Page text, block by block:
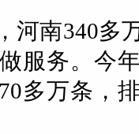
南340多
服务。今
多万条，